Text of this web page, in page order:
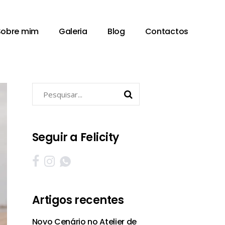
mim Galeria Blog Contactos
Seguir a Felicity
Artigos recentes
Novo Cenário no Atelier de